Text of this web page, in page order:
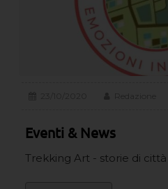
Eventi & News
Trekking Art - storie di